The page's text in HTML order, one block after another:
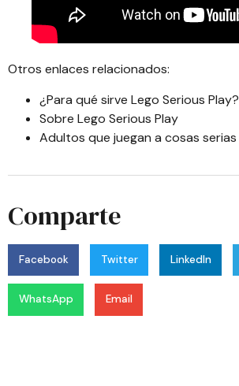
Otros enlaces relacionados:
¿Para qué sirve Lego Serious Play?
Sobre Lego Serious Play
Adultos que juegan a cosas serias
Comparte
Facebook Twitter LinkedIn
WhatsApp Email